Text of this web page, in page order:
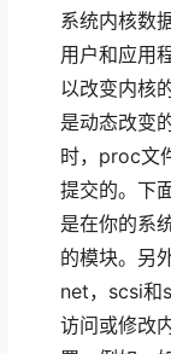
系统内核数
用户和应用
以改变内核
是动态改变
时，proc文
提交的。下
是在你的系
的模块。另
net，scsi和
访问或修改